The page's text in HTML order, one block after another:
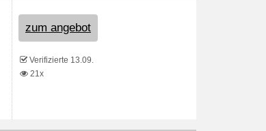
zum angebot
Verifizierte 13.09.
21x